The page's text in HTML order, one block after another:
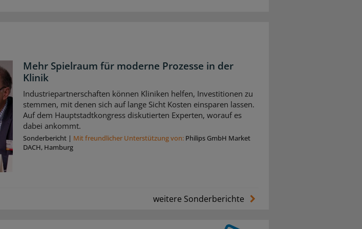
Mehr Spielraum für moderne Prozesse in der
Klinik
Industriepartnerschaften können Kliniken helfen, Investitionen zu
stemmen, mit denen sich auf lange Sicht Kosten einsparen lassen.
Auf dem Hauptstadtkongress diskutierten Experten, worauf es
dabei ankommt.
Sonderbericht | Mit freundlicher Unterstützung von: Philips GmbH Market
DACH, Hamburg
weitere Sonderberichte